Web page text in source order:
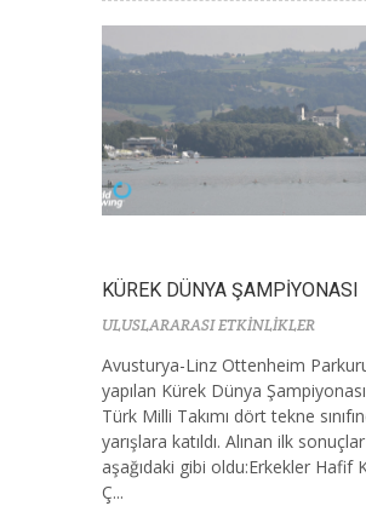
KÜREK DÜNYA ŞAMPİYONASI
ULUSLARARASI ETKİNLİKLER
Avusturya-Linz Ottenheim
yapılan Kürek Dünya
Türk Milli Takımı dört tekne
yarışlara katıldı. Alınan ilk sonuçlar
aşağıdaki gibi oldu:Erkekler Hafif
Ç...